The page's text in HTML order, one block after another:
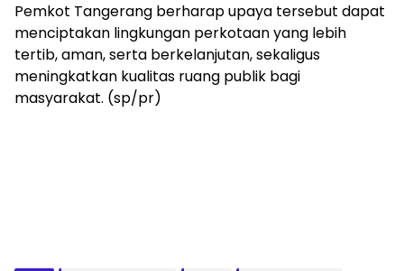
Pemkot Tangerang berharap upaya tersebut dapat
menciptakan lingkungan perkotaan yang lebih
tertib, aman, serta berkelanjutan, sekaligus
meningkatkan kualitas ruang publik bagi
masyarakat. (sp/pr)